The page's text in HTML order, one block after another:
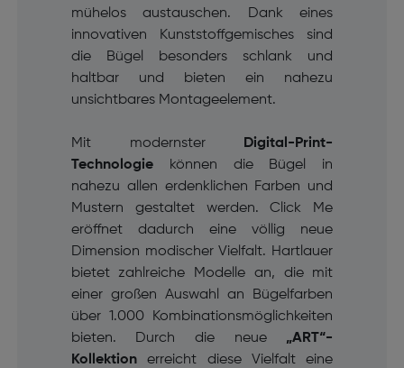
mühelos austauschen. Dank eines
innovativen Kunststoffgemisches sind
die Bügel besonders schlank und
haltbar und bieten ein nahezu
unsichtbares Montageelement.
Mit modernster
Digital-Print-
Technologiekönnen die Bügel in
nahezu allen erdenklichen Farben und
Mustern gestaltet werden. Click Me
eröffnet dadurch eine völlig neue
Dimension modischer Vielfalt. Hartlauer
bietet zahlreiche Modelle an, die mit
einer großen Auswahl an Bügelfarben
über 1.000 Kombinationsmöglichkeiten
bieten. Durch die neue „ART“-
Kollektionerreicht diese Vielfalt eine